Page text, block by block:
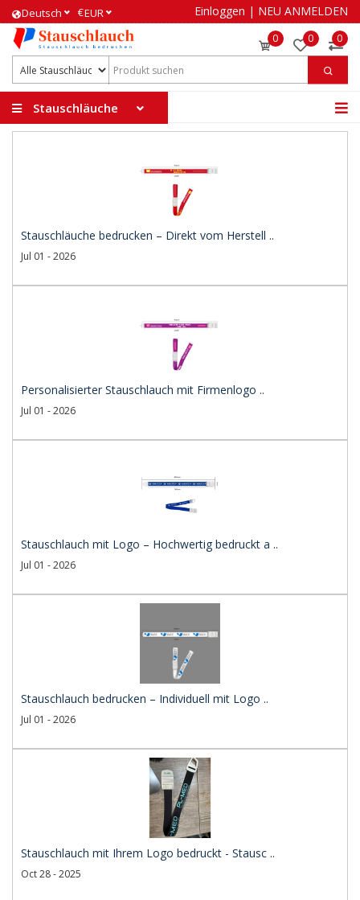
Deutsch €EUR Einloggen | NEU ANMELDEN
0 0 0
Stauschläuche
Stauschläuche bedrucken – Direkt vom Herstell ..
Jul 01 - 2026
Personalisierter Stauschlauch mit Firmenlogo ..
Jul 01 - 2026
Stauschlauch mit Logo – Hochwertig bedruckt a ..
Jul 01 - 2026
Stauschlauch bedrucken – Individuell mit Logo ..
Jul 01 - 2026
Stauschlauch mit Ihrem Logo bedruckt - Stausc ..
Oct 28 - 2025